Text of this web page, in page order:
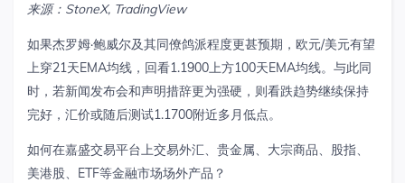
来源： StoneX, TradingView
如果杰罗姆·鲍威尔及其同僚鸽派程度更甚预期，欧元/美元有望
上穿21天EMA均线，回看1.1900上方100天EMA均线。与此同
时，若新闻发布会和声明措辞更为强硬，则看跌趋势继续保持
完好，汇价或随后测试1.1700附近多月低点。
如何在嘉盛交易平台上交易外汇、贵金属、大宗商品、股指、
美港股、ETF等金融市场场外产品？